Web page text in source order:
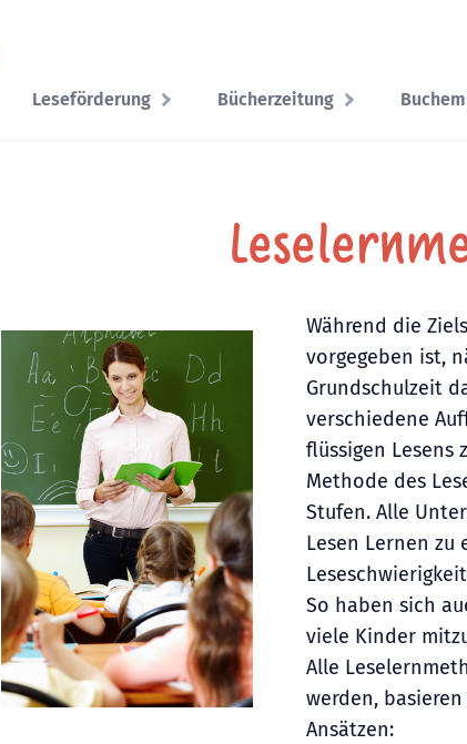
Leseförderung Bücherzeitung
Während die
vorgegeben ist,
Grundschulzeit
verschiedene
flüssigen Lesens
Methode des
Stufen. Alle
Lesen Lernen
So haben sich
viele Kinder
Alle
werden,
Ansätzen: